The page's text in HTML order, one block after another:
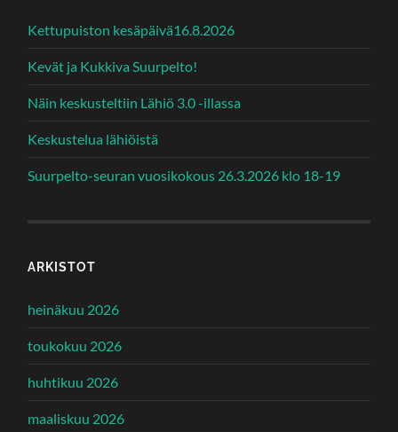
Kettupuiston kesäpäivä16.8.2026
Kevät ja Kukkiva Suurpelto!
Näin keskusteltiin Lähiö 3.0 -illassa
Keskustelua lähiöistä
Suurpelto-seuran vuosikokous 26.3.2026 klo 18-19
ARKISTOT
heinäkuu 2026
toukokuu 2026
huhtikuu 2026
maaliskuu 2026